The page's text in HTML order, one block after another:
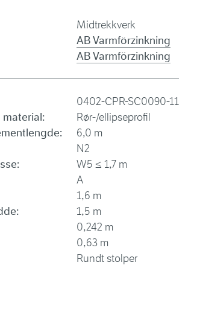
Midtrekkverk
AB Varmförzinkning
AB Varmförzinkning
0402-CPR-SC0090-11
Rør-/ellipseprofil
6,0 m
N2
W5 ≤ 1,7 m
A
1,6 m
1,5 m
0,242 m
0,63 m
Rundt stolper